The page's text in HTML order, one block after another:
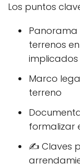
Los puntos
terrenos
implicados
Marco
terreno
formalizar
✍️ Claves